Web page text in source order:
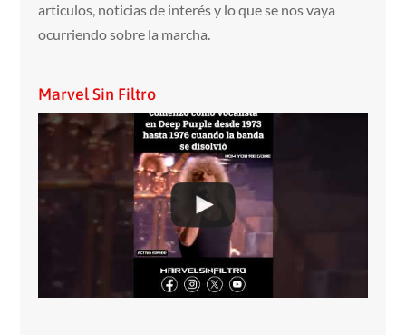
articulos, noticias de interés y lo que se nos vaya
ocurriendo sobre la marcha.
Marvel Sin Filtro